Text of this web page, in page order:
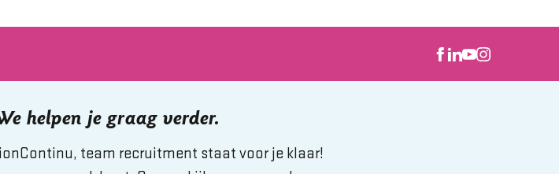
helpen je graag verder.
team recruitment staat voor je klaar!